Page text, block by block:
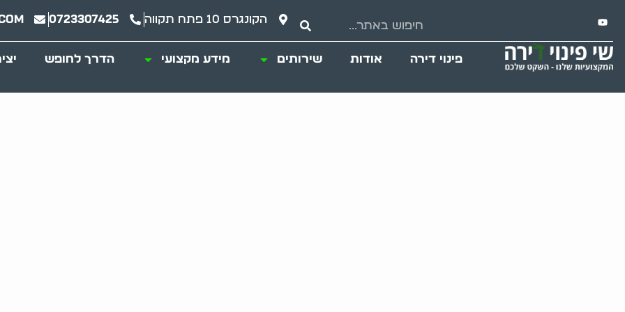
הקונגרס 10 פתח תקווה 0723307425
פינוי דירה אודות שירותים מידע מקצועי הדרך לחופש